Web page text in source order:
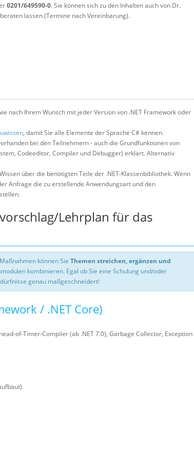
0201/649590-0. Sie können sich zu den Inhalten auch von Dr.
lassen (Termine nach Vereinbarung).
nach Ihrem Wunsch mit jeder Version von .NET Framework oder
, damit Sie alle Elemente der Sprache C# kennen.
bei den Teilnehmern - auch die Grundfunktionen von
Codeeditor, Compiler und Debugger) erklärt. Alternativ
über die benötigten Teile der .NET-Klassenbibliothek. Wenn
Anfrage die zu erstellende Anwendungsart und den
Lehrplan für das
können Sie Themen streichen, ergänzen und
kombinieren. Egal ob Sie eine Schulung und/oder
genau maßgeschneidert!
/ .NET Core)
of-Timer-Compiler (ab .NET 7.0), Garbage Collector, Exception